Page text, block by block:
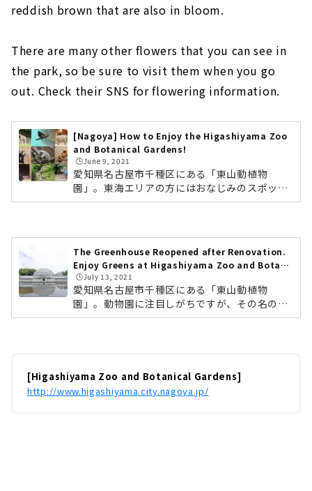
reddish brown that are also in bloom.
There are many other flowers that you can see in
the park, so be sure to visit them when you go
out. Check their SNS for flowering information.
[Nagoya] How to Enjoy the Higashiyama Zoo
and Botanical Gardens!
🕒️June 9, 2021
愛知県名古屋市千種区にある「東山動植物
園」。東海エリアの方にはおなじみのスポット
ですが、飼育動物の種類は約450種となんと日
ん。2021年3月にオープンしたばかりのレッサ
ーパンダ舎、国の重要文化財に指定されている
日本最古の公共温室など、みどころ満載です。
今回は、東山動植物園の楽しみ方を徹底レポー
トしたいと思います！東山動植物園へのアクセ
The Greenhouse Reopened after Renovation.
Enjoy Greens at Higashiyama Zoo and Botani
cal Gardens!
🕒️July 13, 2021
愛知県名古屋市千種区にある「東山動植物
園」。動物園に注目しがちですが、その名の通
り、植物園もあります。植物園には温室や丘陵
保存修理をしていた国の重要文化財の「温室前
館」がリニューアルオープン。温室が水面に映
る池も整備されました。重要文化財「温室前
[Higashiyama Zoo and Botanical Gardens]
http://www.higashiyama.city.nagoya.jp/